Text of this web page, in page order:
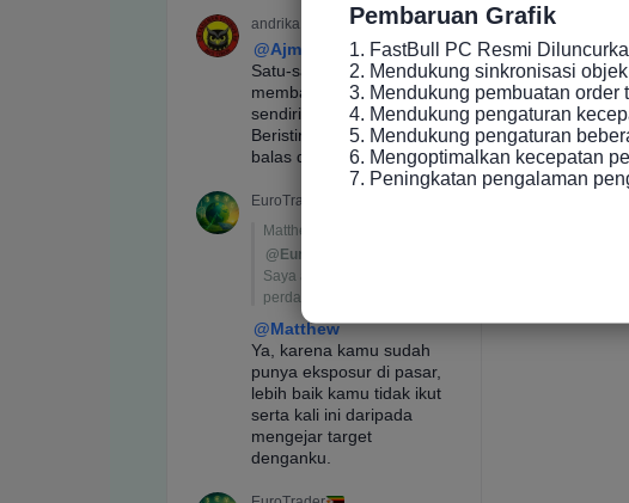
Pembaruan Grafik
1. FastBull PC Resmi
2. Mendukung sinkronisasi
3. Mendukung pembuatan order
4. Mendukung pengaturan
5. Mendukung pengaturan
6. Mengoptimalkan kecepatan
7. Peningkatan pengalaman